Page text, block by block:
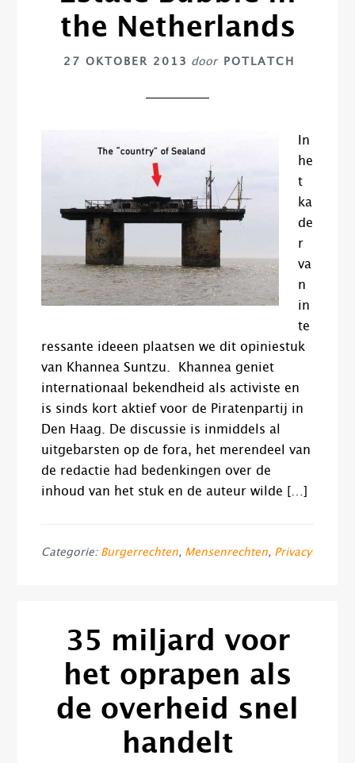
the Netherlands
27 OKTOBER 2013 door POTLATCH
In
he
t
ka
de
r
va
n
in
te
ressante ideeen plaatsen we dit opiniestuk
van Khannea Suntzu. Khannea geniet
internationaal bekendheid als activiste en
is sinds kort aktief voor de Piratenpartij in
Den Haag. De discussie is inmiddels al
uitgebarsten op de fora, het merendeel van
de redactie had bedenkingen over de
inhoud van het stuk en de auteur wilde […]
Categorie: Burgerrechten, Mensenrechten, Privacy
35 miljard voor
het oprapen als
de overheid snel
handelt